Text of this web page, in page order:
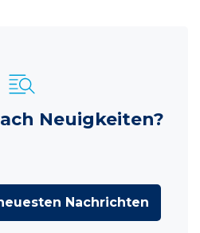
Neuigkeiten?
Nachrichten